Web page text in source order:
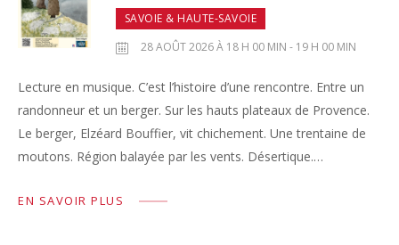
SAVOIE & HAUTE-SAVOIE
28 AOÛT 2026 À 18 H 00 MIN - 19 H 00 MIN
Lecture en musique. C’est l’histoire d’une rencontre. Entre un
randonneur et un berger. Sur les hauts plateaux de Provence.
Le berger, Elzéard Bouffier, vit chichement. Une trentaine de
moutons. Région balayée par les vents. Désertique.…
EN SAVOIR PLUS